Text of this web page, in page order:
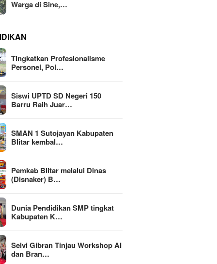
Warga di Sine,…
Tingkatkan Profesionalisme
Personel, Pol…
Siswi UPTD SD Negeri 150
Barru Raih Juar…
SMAN 1 Sutojayan Kabupaten
Blitar kembal…
Pemkab Blitar melalui Dinas
(Disnaker) B…
Dunia Pendidikan SMP tingkat
Kabupaten K…
Selvi Gibran Tinjau Workshop AI
dan Bran…